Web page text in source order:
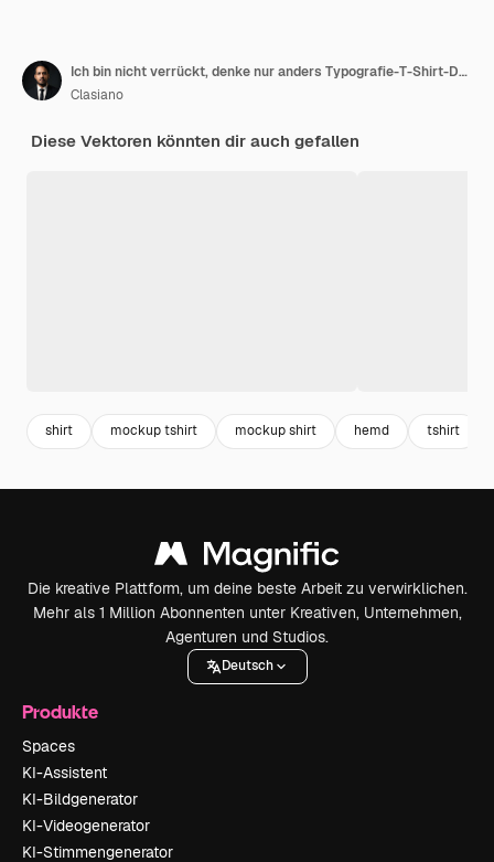
Ich bin nicht verrückt, denke nur anders Typografie-T-Shirt-Design
Clasiano
Diese Vektoren könnten dir auch gefallen
shirt mockup tshirt mockup shirt hemd tshirt
Die kreative Plattform, um deine beste Arbeit zu verwirklichen.
Mehr als 1 Million Abonnenten unter Kreativen, Unternehmen,
Agenturen und Studios.
Deutsch
Produkte
Spaces
KI-Assistent
KI-Bildgenerator
KI-Videogenerator
KI-Stimmengenerator